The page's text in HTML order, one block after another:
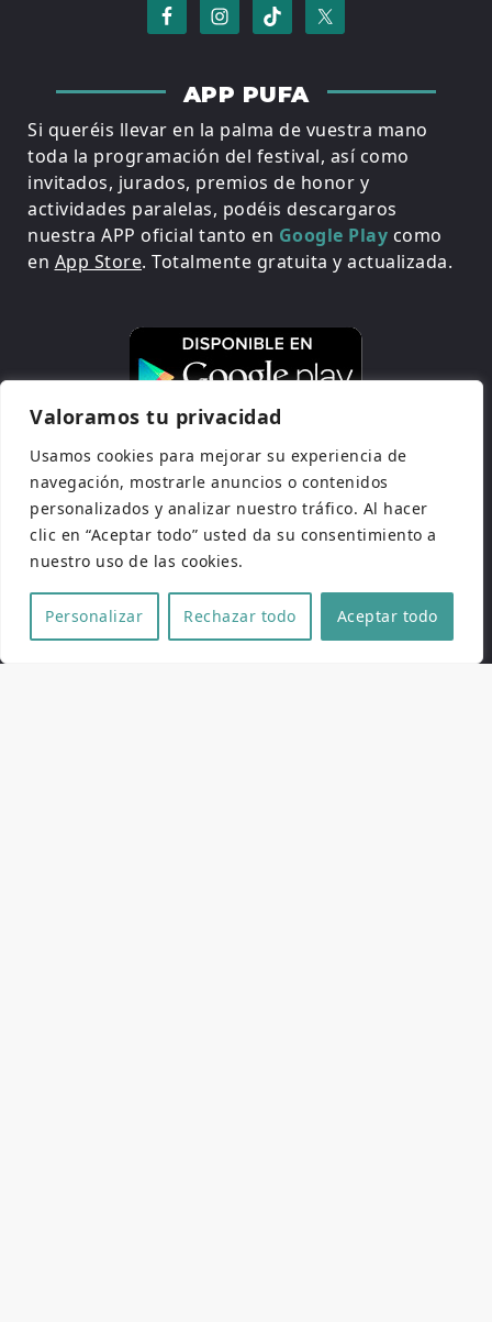
Valoramos tu privacidad
Usamos cookies para mejorar su experiencia de
navegación, mostrarle anuncios o contenidos
personalizados y analizar nuestro tráfico. Al hacer
clic en “Aceptar todo” usted da su consentimiento a
nuestro uso de las cookies.
Personalizar Rechazar todo Aceptar todo
APP PUFA
Si queréis llevar en la palma de vuestra mano
toda la programación del festival, así como
invitados, jurados, premios de honor y
actividades paralelas, podéis descargaros
nuestra APP oficial tanto en Google Play como
en App Store. Totalmente gratuita y actualizada.